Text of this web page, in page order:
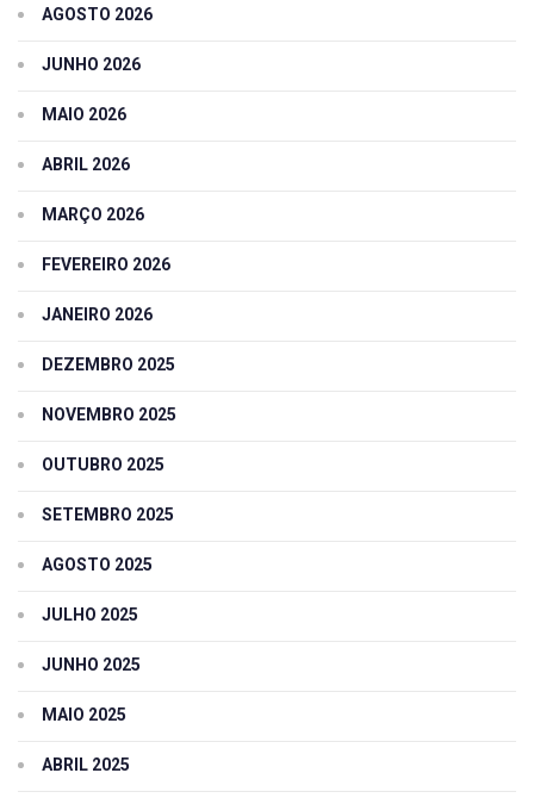
AGOSTO 2026
JUNHO 2026
MAIO 2026
ABRIL 2026
MARÇO 2026
FEVEREIRO 2026
JANEIRO 2026
DEZEMBRO 2025
NOVEMBRO 2025
OUTUBRO 2025
SETEMBRO 2025
AGOSTO 2025
JULHO 2025
JUNHO 2025
MAIO 2025
ABRIL 2025